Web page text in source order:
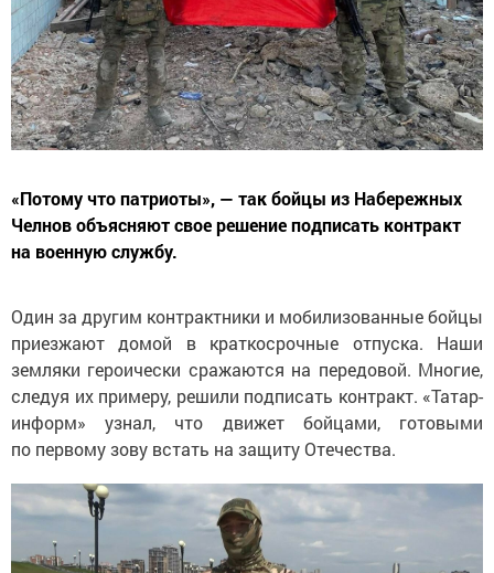
«Потому что патриоты», — так бойцы из Набережных
Челнов объясняют свое решение подписать контракт
на военную службу.
Один за другим контрактники и мобилизованные бойцы
приезжают домой в краткосрочные отпуска. Наши
земляки героически сражаются на передовой. Многие,
следуя их примеру, решили подписать контракт. «Татар-
информ» узнал, что движет бойцами, готовыми
по первому зову встать на защиту Отечества.